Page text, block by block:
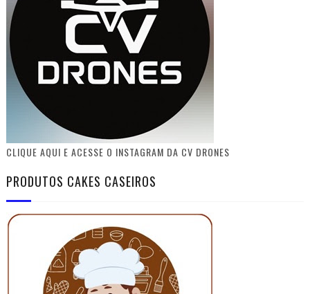
CLIQUE AQUI E ACESSE O INSTAGRAM DA CV DRONES
PRODUTOS CAKES CASEIROS